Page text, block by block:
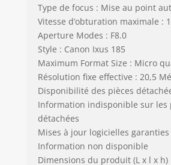
Type de focus : Mise au point
Vitesse d’obturation maximale :
Aperture Modes : F8.0
Style : Canon Ixus 185
Maximum Format Size : Micro
Résolution fixe effective : 20,5
Disponibilité des pièces
Information indisponible sur les
détachées
Mises à jour logicielles garanties
Information non disponible
Dimensions du produit (L x l x h)